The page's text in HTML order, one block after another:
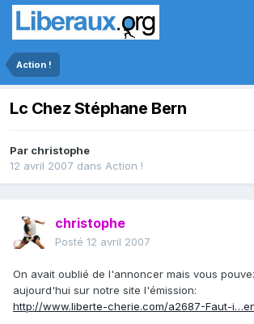
Action !
Lc Chez Stéphane Bern
Par christophe
12 avril 2007 dans Action !
christophe
Posté 12 avril 2007
On avait oublié de l'annoncer mais vous
aujourd'hui sur notre site l'émission:
http://www.liberte-cherie.com/a2687-Faut-